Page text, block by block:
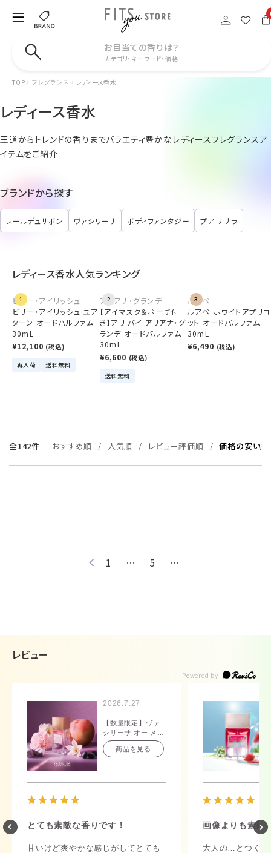
お目当ての香りは？
カテゴリ・キーワード・価格
TOP フレグランス レディース香水
レディース香水
王道からトレンドの香りまでバラエティ豊かなレディースフレグランスア
イテムをご紹介
ブランドから探す
レールデュサボン ヴァシリーサ ボディファンタジー プア ナナラ
レディース香水人気ランキング
1
ビリー・アイリッシュ
ビリー・アイリッシュ ユア
ターン オードパルファム
30mL
¥12,100 (税込)
再入荷
送料無料
2
アリアナ・グランデ
【アイマスク＆ポーチ付
き】アリ バイ アリアナ・グ
ランデ オードパルファム
30mL
¥6,600 (税込)
送料無料
3
ルアペ
ルアペ ホワイトアプリコ
ット オードパルファム
30mL
¥6,490 (税込)
全142件 おすすめ順 人気順 レビュー評価順 価格の安い順
1 … 5 …
レビュー
2026.7.27
【数量限定】ヴァ
シリーサ オー メロ
ウ オードパルファ
ム 40mL商品を見る
とても素敵な香りです！
甘いけど爽やかな感じがしてとても
画像よりも素敵
大人の…とつくと